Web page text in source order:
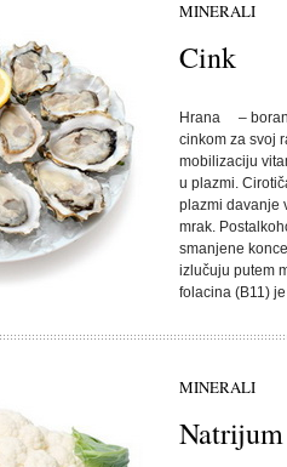
MINERALI
Cink
Hrana –
cinkom za svoj
mobilizaciju
u plazmi.
plazmi davanje
mrak.
smanjene
izlučuju putem
folacina (B11)
MINERALI
Natrijum